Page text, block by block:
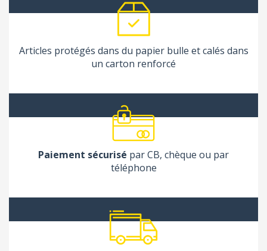
Articles protégés dans du papier bulle et calés dans
un carton renforcé
Paiement sécurisé par CB, chèque ou par
téléphone